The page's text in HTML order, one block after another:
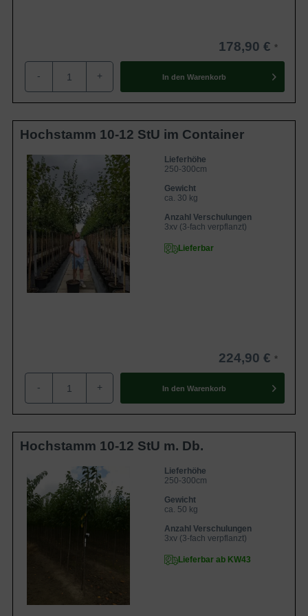
178,90 €
- + In den Warenkorb
Hochstamm 10-12 StU im Container
Lieferhöhe
250-300cm
Gewicht
ca. 30 kg
Anzahl Verschulungen
3xv (3-fach verpflanzt)
Lieferbar
224,90 €
- + In den Warenkorb
Hochstamm 10-12 StU m. Db.
Lieferhöhe
250-300cm
Gewicht
ca. 50 kg
Anzahl Verschulungen
3xv (3-fach verpflanzt)
Lieferbar ab KW43